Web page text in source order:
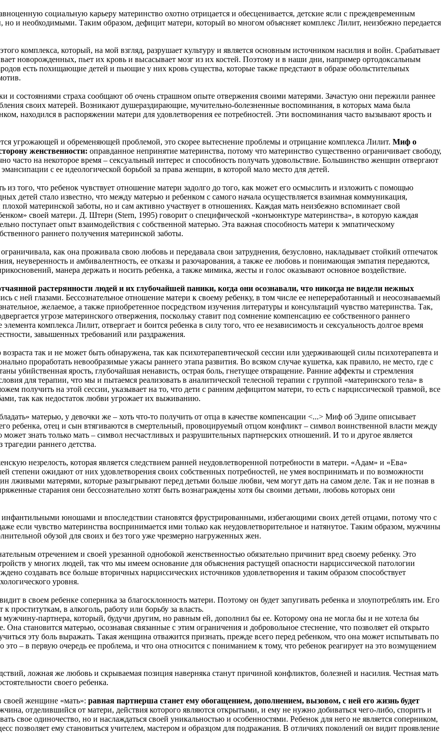
социальную карьеру материнство охотно отрицается и обесценивается, детские ясли с преждевременным
но и необходимыми. Таким образом, дефицит матери, который во многом объясняет комплекс Лилит, неизбежно передается
комплекса, который, на мой взгляд, разрушает культуру и является основным источником насилия и войн. Срабатывает
новорожденных, пьет их кровь и высасывает мозг из их костей. Поэтому и в наши дни, например ортодоксальным
есть похищающие детей и пьющие у них кровь существа, которые также предстают в образе обольстительных
и состояниями страха сообщают об очень страшном опыте отвержения своими матерями. Зачастую они пережили раннее
своих матерей. Возникают душераздирающие, мучительно-болезненные воспоминания, в которых мама была
находился в распоряжении матери для удовлетворения ее потребностей. Эти воспоминания часто вызывают ярость и
угрожающей и обременяющей проблемой, это скорее вытеснение проблемы и отрицание комплекса Лилит. Миф о
женственности: оправданное непринятие материнства, потому что материнство существенно ограничивает свободу,
часто на некоторое время – сексуальный интерес и способность получать удовольствие. Большинство женщин отвергают
с ее идеологической борьбой за права женщин, в которой мало место для детей.
того, что ребенок чувствует отношение матери задолго до того, как может его осмыслить и изложить с помощью
детей стало известно, что между матерью и ребенком с самого начала осуществляется взаимная коммуникация,
материнской заботы, но и сам активно участвует в отношениях. Каждая мать неизбежно вспоминает свой
своей матери. Д. Штерн (Stern, 1995) говорит о специфической «конъюнктуре материнства», в которую каждая
поступает опыт взаимодействия с собственной матерью. Эта важная способность матери к эмпатическому
раннего получения материнской заботы.
как она проживала свою любовь и передавала свои затруднения, безусловно, накладывает стойкий отпечаток
неуверенность и амбивалентность, ее отказы и разочарования, а также ее любовь и понимающая эмпатия передаются,
манера держать и носить ребенка, а также мимика, жесты и голос оказывают основное воздействие.
растерянности людей и их глубочайшей паники, когда они осознавали, что никогда не видели нежных
с ней глазами. Бессознательное отношение матери к своему ребенку, в том числе ее непереработанный и неосознаваемый
желаемое, а также приобретенное посредством изучения литературы и консультаций чувство материнства. Так,
угрозе материнского отвержения, поскольку ставит под сомнение компенсацию ее собственного раннего
комплекса Лилит, отвергает и боится ребенка в силу того, что ее независимость и сексуальность долгое время
завышенных требований или раздражения.
так и не может быть обнаружена, так как психотерапевтической сессии или удерживающей силы психотерапевта и
проработать невообразимые ужасы раннего этапа развития. Во всяком случае кушетка, как правило, не место, где с
убийственная ярость, глубочайшая ненависть, острая боль, гнетущее отвращение. Ранние аффекты и стремления
для терапии, что мы и пытаемся реализовать в аналитической телесной терапии с группой «материнского тела» в
получить на этой сессии, указывает на то, что дети с ранним дефицитом матери, то есть с нарциссической травмой, все
так как недостаток любви угрожает их выживанию.
матерью, у девочки же – хоть что-то получить от отца в качестве компенсации <...> Миф об Эдипе описывает
ребенка, отец и сын втягиваются в смертельный, провоцируемый отцом конфликт – символ воинственной власти между
знать только мать – символ несчастливых и разрушительных партнерских отношений. И то и другое является
раннего детства.
незрелость, которая является следствием ранней неудовлетворенной потребности в матери. «Адам» и «Ева»
степени ожидают от них удовлетворения своих собственных потребностей, не умея воспринимать и по возможности
лживыми матерями, которые разыгрывают перед детьми больше любви, чем могут дать на самом деле. Так и не познав в
старания они бессознательно хотят быть вознаграждены хотя бы своими детьми, любовь которых они
юношами и впоследствии становятся фрустрированными, избегающими своих детей отцами, потому что с
если чувство материнства воспринимается ими только как неудовлетворительное и натянутое. Таким образом, мужчины
обузой для своих и без того уже чрезмерно нагруженных жен.
отречением и своей урезанной однобокой женственностью обязательно причинит вред своему ребенку. Это
у многих людей, так что мы имеем основание для объяснения растущей опасности нарциссической патологии
создавать все больше вторичных нарциссических источников удовлетворения и таким образом способствует
уровня.
в своем ребенке соперника за благосклонность матери. Поэтому он будет запугивать ребенка и злоупотреблять им. Его
проституткам, в алкоголь, работу или борьбу за власть.
партнера, который, будучи другим, но равным ей, дополнил бы ее. Которому она не могла бы и не хотела бы
становится матерью, осознавая связанные с этим ограничения и добровольное стеснение, что позволяет ей открыто
эту боль выражать. Такая женщина отважится признать, прежде всего перед ребенком, что она может испытывать по
– в первую очередь ее проблема, и что она относится с пониманием к тому, что ребенок реагирует на это возмущением
ложная же любовь и скрываемая позиция наверняка станут причиной конфликтов, болезней и насилия. Честная мать
своего ребенка.
своей женщине «мать»: равная партнерша станет ему обогащением, дополнением, вызовом, с ней его жизнь будет
отделившийся от матери, действия которого являются открытыми, и ему не нужно добиваться чего-либо, спорить и
свое одиночество, но и наслаждаться своей уникальностью и особенностями. Ребенок для него не является соперником,
позволяет ему становиться учителем, мастером и образцом для подражания. В отличиях поколений он видит проявление